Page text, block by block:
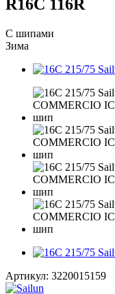
R16C 116R
С шипами
Зима
Артикул: 3220015159